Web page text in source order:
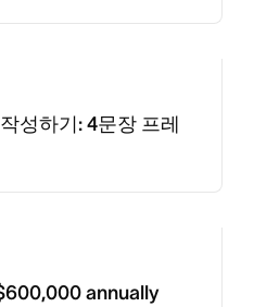
성하기: 4문장 프레
annually